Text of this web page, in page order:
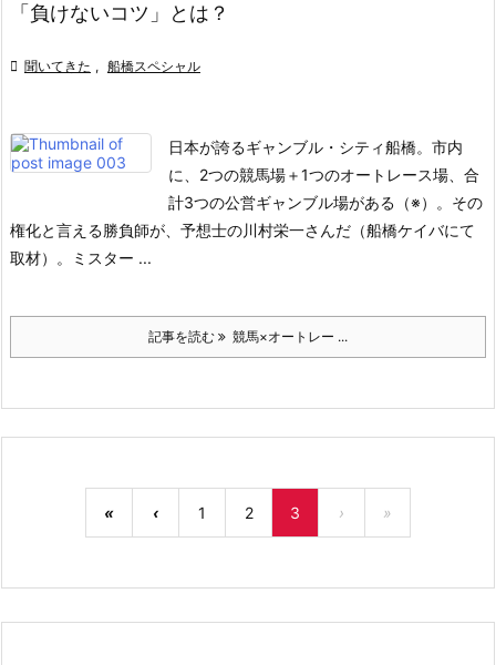
「負けないコツ」とは？
 聞いてきた , 船橋スペシャル
日本が誇るギャンブル・シティ船橋。 市内
に、2つの競馬場＋1つのオートレース場、合
計3つの公営ギャンブル場がある（※）。 その
権化と言える勝負師が、予想士の川村栄一さんだ（船橋ケイバにて
取材）。
ミスター ...
記事を読む 競馬×オートレー ...
« ‹ 1 2 3 › »